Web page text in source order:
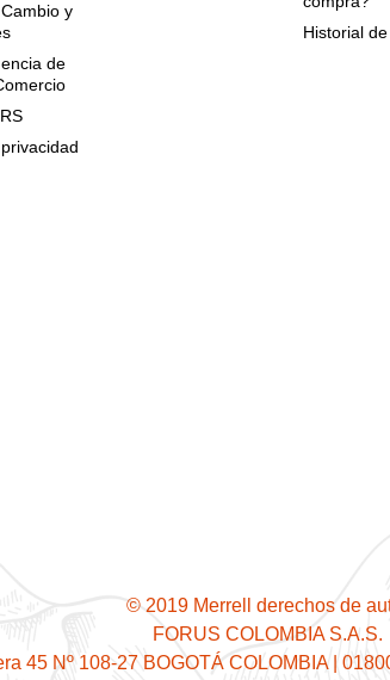
y
de
Historial
© 2019 Merrell derechos de
FORUS COLOMBIA S.A.S.
45 Nº 108-27 BOGOTÁ COLOMBIA |